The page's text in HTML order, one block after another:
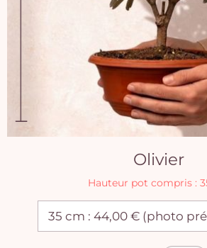
Olivier
Hauteur pot compris :